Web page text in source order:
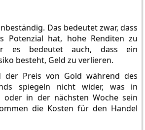
Das bedeutet zwar, dass
Potenzial hat, hohe Renditen zu
es bedeutet auch, dass ein
besteht, Geld zu verlieren.
der Preis von Gold während des
spiegeln nicht wider, was in
oder in der nächsten Woche sein
die Kosten für den Handel